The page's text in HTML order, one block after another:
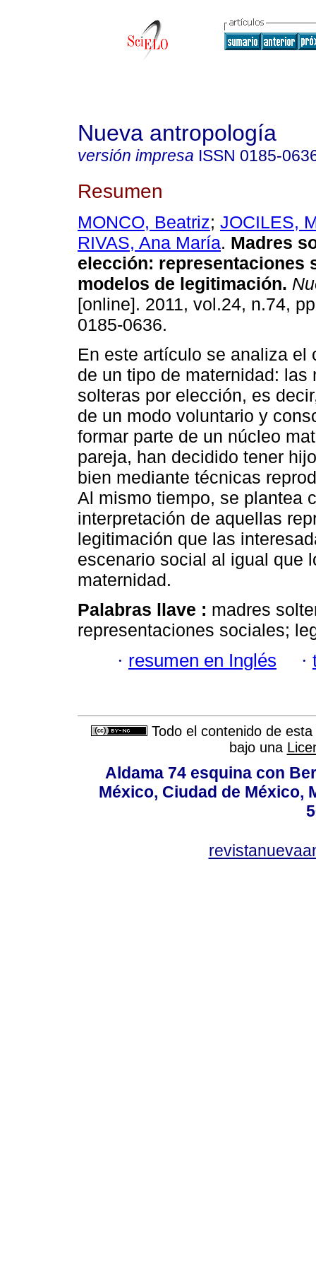
Nueva antropología
versión impresa ISSN 0185-
Resumen
MONCO, Beatriz; JOCILES,
RIVAS, Ana María. Madres
elección: representaciones
modelos de legitimación.
[online]. 2011, vol.24, n.74,
0185-0636.
En este artículo se analiza el
de un tipo de maternidad: las
solteras por elección, es
de un modo voluntario y
formar parte de un núcleo
pareja, han decidido tener
bien mediante técnicas
Al mismo tiempo, se plantea
interpretación de aquellas
legitimación que las
escenario social al igual que
maternidad.
Palabras llave : madres
representaciones sociales;
· resumen en Inglés ·
Todo el contenido de
bajo una
Aldama 74 esquina con
México, Ciudad de México,